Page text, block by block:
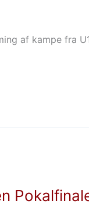
af kampe fra